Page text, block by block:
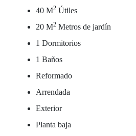
40 M2 Útiles
20 M2 Metros de jardín
1 Dormitorios
1 Baños
Reformado
Arrendada
Exterior
Planta baja